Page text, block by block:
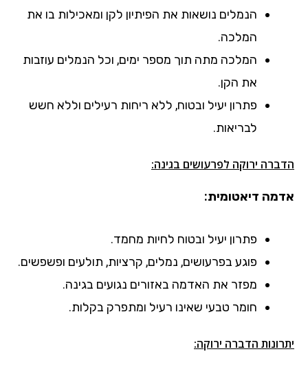
הנמלים נושאות את הפיתיון לקן ומאכילות בו את
המלכה.
המלכה מתה תוך מספר ימים, וכל הנמלים עוזבות
את הקן.
פתרון יעיל ובטוח, ללא ריחות רעילים וללא חשש
לבריאות.
הדברה ירוקה לפרעושים בגינה:
אדמה דיאטומית:
פתרון יעיל ובטוח לחיות מחמד.
פוגע בפרעושים, נמלים, קרציות, תולעים ופשפשים.
מפזר את האדמה באזורים נגועים בגינה.
חומר טבעי שאינו רעיל ומתפרק בקלות.
יתרונות הדברה ירוקה: